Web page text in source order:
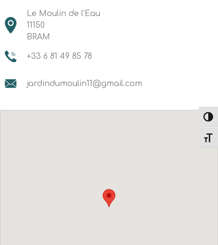
Le Moulin de l’Eau
11150
BRAM
+33 6 81 49 85 78
jardindumoulin11@gmail.com